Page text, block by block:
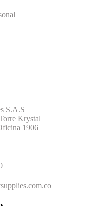
S.A.S
Krystal
1906